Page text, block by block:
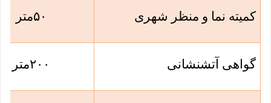
کمیته نما و منظر شهری ۵۰متر
گواهی آتشنشانی ۲۰۰متر